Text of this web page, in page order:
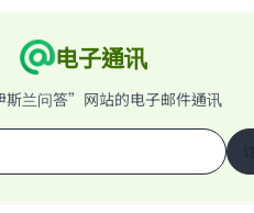
电子通讯
兰问答”网站的电子邮件通讯